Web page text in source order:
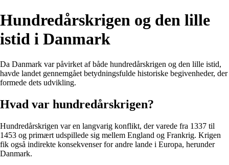
Hundredårskrigen og den lille
istid i Danmark
Da Danmark var påvirket af både hundredårskrigen og den lille istid,
havde landet gennemgået betydningsfulde historiske begivenheder, der
formede dets udvikling.
Hvad var hundredårskrigen?
Hundredårskrigen var en langvarig konflikt, der varede fra 1337 til
1453 og primært udspillede sig mellem England og Frankrig. Krigen
fik også indirekte konsekvenser for andre lande i Europa, herunder
Danmark.